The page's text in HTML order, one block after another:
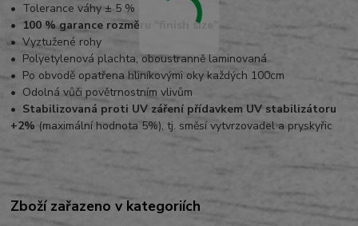
• Tolerance váhy ± 5 %
• 100 % garance rozměru "finish size"
• Vyztužené rohy
• Polyetylenová plachta, oboustranně laminovaná
• Po obvodě opatřena hliníkovými oky každých 100cm
• Odolná vůči povětrnostním vlivům
• Stabilizovaná proti UV záření přídavkem UV stabilizátoru
+2% (maximální hodnota 5%), tj. směsí vytvrzovadel a pryskyřic
Zboží zařazeno v kategoriích